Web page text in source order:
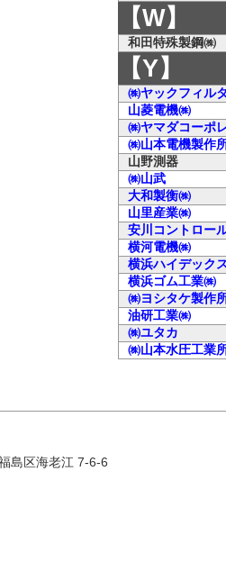
【W】
和田特殊製鋼㈱
【Y】
㈱ヤックフィル
山菱電機㈱
㈱ヤマダコーポ
㈱山本電機製作
山野測器
㈱山武
大和製衡㈱
山里産業㈱
安川コントロー
横河電機㈱
横浜ハイデック
横浜ゴム工業㈱
㈱ヨシタケ製作
油研工業㈱
㈱ユタカ
㈱山本水圧工業
島区海老江 7-6-6